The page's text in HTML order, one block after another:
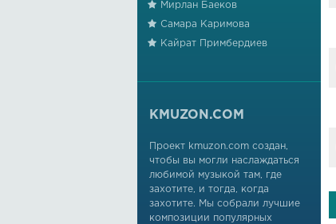
Мирлан Баеков
Самара Каримова
Кайрат Примбердиев
KMUZON.COM
Проект kmuzon.com создан,
чтобы вы могли наслаждаться
любимой музыкой там, где
захотите, и тогда, когда
захотите. Мы собрали лучшие
композиции популярных